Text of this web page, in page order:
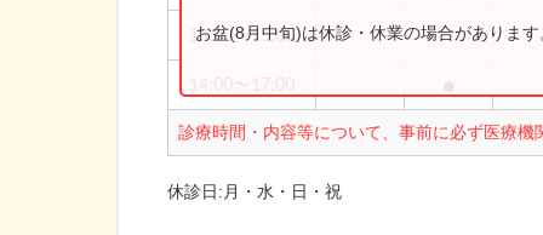
14:00〜15:00
診療時間・内容等について、事前に必ず医療機
お盆(8月中旬)は休診・休業の場合がありま
休診日: 月・水・日・祝